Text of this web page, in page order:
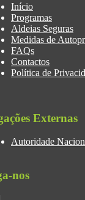
Início
Programas
Aldeias Seguras
Medidas de
FAQs
Contactos
Política de
Externas
Autoridade
nos